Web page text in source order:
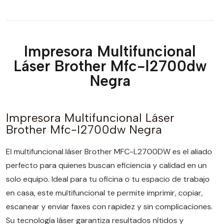
Impresora Multifuncional
Láser Brother Mfc-l2700dw
Negra
Impresora Multifuncional Láser
Brother Mfc-l2700dw Negra
El multifuncional láser Brother MFC-L2700DW es el aliado
perfecto para quienes buscan eficiencia y calidad en un
solo equipo. Ideal para tu oficina o tu espacio de trabajo
en casa, este multifuncional te permite imprimir, copiar,
escanear y enviar faxes con rapidez y sin complicaciones.
Su tecnología láser garantiza resultados nítidos y